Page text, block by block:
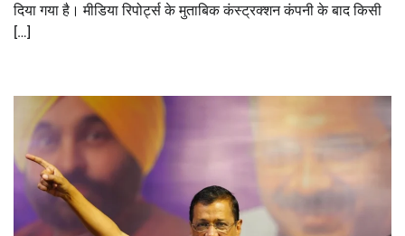
दिया गया है। मीडिया रिपोर्ट्स के मुताबिक कंस्ट्रक्शन कंपनी के बाद किसी
[…]